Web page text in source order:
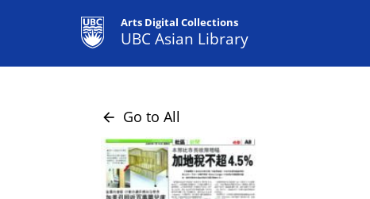
Arts Digital Collections
UBC Asian Library
arrow_back Go to All